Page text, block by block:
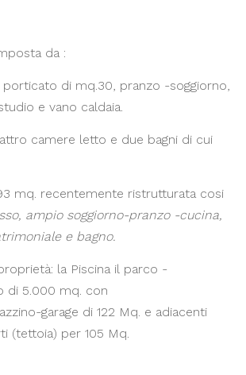
da :
porticato di mq.30, pranzo -soggiorno,
e vano caldaia.
camere letto e due bagni di cui
mq. recentemente ristrutturata cosi
ampio soggiorno-pranzo -cucina,
e bagno.
la Piscina il parco -
di 5.000 mq. con
garage di 122 Mq. e adiacenti
(tettoia) per 105 Mq.